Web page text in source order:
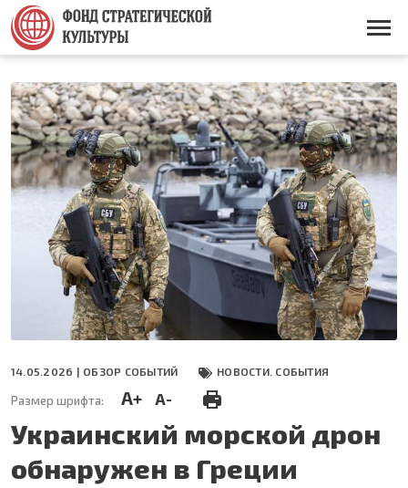
Перейти
основному
содержанию
Основная
14.05.2026 | ОБЗОР СОБЫТИЙ НОВОСТИ. СОБЫТИЯ
Размер шрифта: A+ A-
Украинский морской дрон
обнаружен в Греции